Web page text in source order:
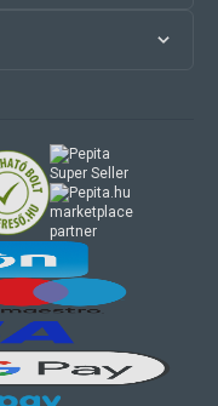
marketplace
partner